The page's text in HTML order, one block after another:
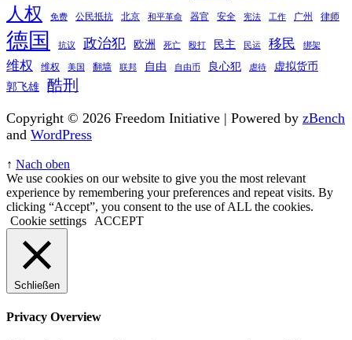
人权 免费 公民抵抗 北京 和平革命 器官 安全 宪法 工作 广州 律师
德国 抗议 政治犯 欧洲 死亡 殴打 民主 民运 移民 绑架
维权 维权 美国 翻墙 联邦 自由 自由币 良心犯 虐待
虚拟货币
郭飞雄
酷刑
Copyright © 2026 Freedom Initiative | Powered by zBench
and WordPress
↑ Nach oben
We use cookies on our website to give you the most relevant
experience by remembering your preferences and repeat visits. By
clicking “Accept”, you consent to the use of ALL the cookies.
Cookie settings
ACCEPT
Schließen
Privacy Overview